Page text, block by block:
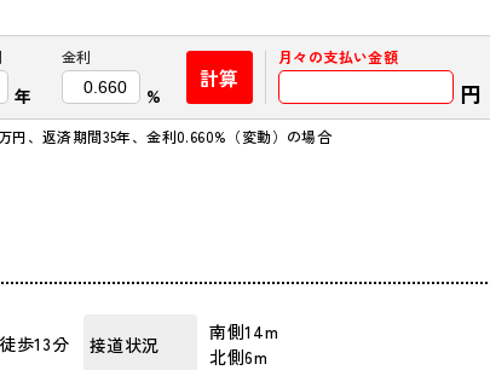
年
金利
%
計算
月々の支払い金額
円
、返済期間35年、金利0.660%（変動）の場合
歩13分 接道状況
南側14m
北側6m